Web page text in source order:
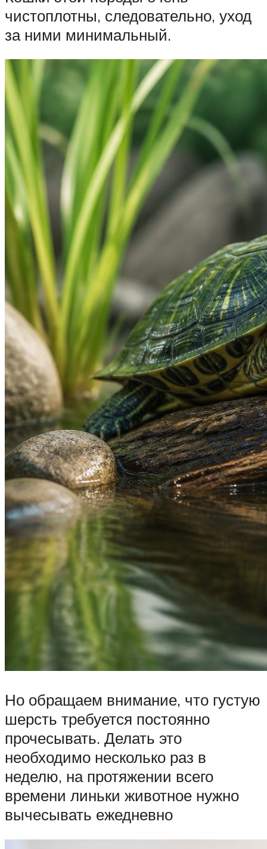
чистоплотны, следовательно, уход
за ними минимальный.
Но обращаем внимание, что густую
шерсть требуется постоянно
прочесывать. Делать это
необходимо несколько раз в
неделю, на протяжении всего
времени линьки животное нужно
вычесывать ежедневно